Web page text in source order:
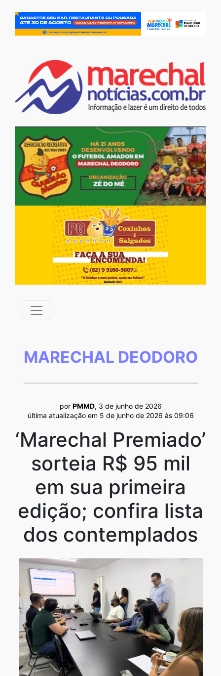
MARECHAL DEODORO
por PMMD, 3 de junho de 2026
última atualização em 5 de junho de 2026 às 09:06
‘Marechal Premiado’
sorteia R$ 95 mil
em sua primeira
edição; confira lista
dos contemplados